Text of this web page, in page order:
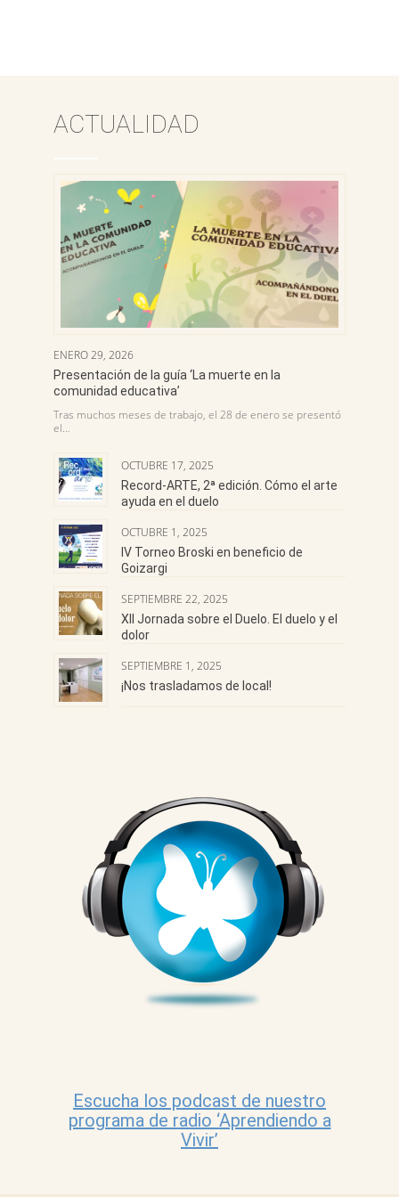
ACTUALIDAD
ENERO 29, 2026
Presentación de la guía ‘La muerte en la
comunidad educativa’
Tras muchos meses de trabajo, el 28 de enero se presentó
el…
OCTUBRE 17, 2025
Record-ARTE, 2ª edición. Cómo el arte
ayuda en el duelo
OCTUBRE 1, 2025
IV Torneo Broski en beneficio de
Goizargi
SEPTIEMBRE 22, 2025
XII Jornada sobre el Duelo. El duelo y el
dolor
SEPTIEMBRE 1, 2025
¡Nos trasladamos de local!
Escucha los podcast de nuestro
programa de radio ‘Aprendiendo a
Vivir’